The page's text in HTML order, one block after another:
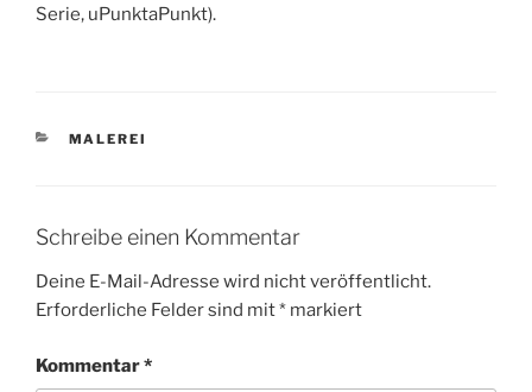
Serie, uPunktaPunkt).
KATEGORIEN
MALEREI
Schreibe einen Kommentar
Deine E-Mail-Adresse wird nicht veröffentlicht.
Erforderliche Felder sind mit* markiert
Kommentar*